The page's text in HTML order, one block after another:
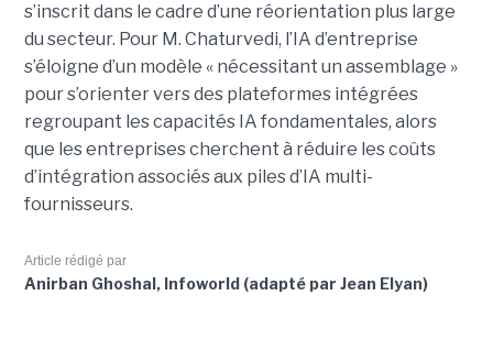
s’inscrit dans le cadre d’une réorientation plus large
du secteur. Pour M. Chaturvedi, l’IA d’entreprise
s’éloigne d’un modèle « nécessitant un assemblage »
pour s’orienter vers des plateformes intégrées
regroupant les capacités IA fondamentales, alors
que les entreprises cherchent à réduire les coûts
d’intégration associés aux piles d’IA multi-
fournisseurs.
Article rédigé par
Anirban Ghoshal, Infoworld (adapté par Jean Elyan)